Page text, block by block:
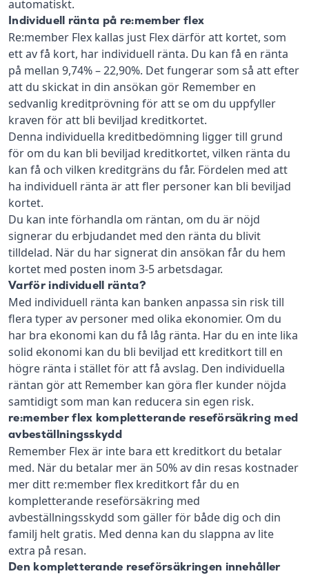
automatiskt.
Individuell ränta på re:member flex
Re:member Flex kallas just Flex därför att kortet, som
ett av få kort, har individuell ränta. Du kan få en ränta
på mellan 9,74% – 22,90%. Det fungerar som så att efter
att du skickat in din ansökan gör Remember en
sedvanlig kreditprövning för att se om du uppfyller
kraven för att bli beviljad kreditkortet.
Denna individuella kreditbedömning ligger till grund
för om du kan bli beviljad kreditkortet, vilken ränta du
kan få och vilken kreditgräns du får. Fördelen med att
ha individuell ränta är att fler personer kan bli beviljad
kortet.
Du kan inte förhandla om räntan, om du är nöjd
signerar du erbjudandet med den ränta du blivit
tilldelad. När du har signerat din ansökan får du hem
kortet med posten inom 3-5 arbetsdagar.
Varför individuell ränta?
Med individuell ränta kan banken anpassa sin risk till
flera typer av personer med olika ekonomier. Om du
har bra ekonomi kan du få låg ränta. Har du en inte lika
solid ekonomi kan du bli beviljad ett kreditkort till en
högre ränta i stället för att få avslag. Den individuella
räntan gör att Remember kan göra fler kunder nöjda
samtidigt som man kan reducera sin egen risk.
re:member flex kompletterande reseförsäkring med
avbeställningsskydd
Remember Flex är inte bara ett kreditkort du betalar
med. När du betalar mer än 50% av din resas kostnader
mer ditt re:member flex kreditkort får du en
kompletterande reseförsäkring med
avbeställningsskydd som gäller för både dig och din
familj helt gratis. Med denna kan du slappna av lite
extra på resan.
Den kompletterande reseförsäkringen innehåller